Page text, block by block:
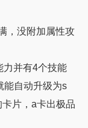
，没附加属性攻
力并有4个技能
能自动升级为s
片，a卡出极品